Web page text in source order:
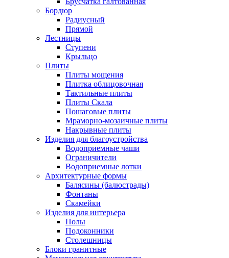
Бордюр
Радиусный
Прямой
Лестницы
Ступени
Крыльцо
Плиты
Плиты мощения
Плитка облицовочная
Тактильные плиты
Плиты Скала
Пошаговые плиты
Мраморно-мозаичные плиты
Накрывные плиты
Изделия для благоустройства
Водоприемные чаши
Ограничители
Водоприемные лотки
Архитектурные формы
Балясины (балюстрады)
Фонтаны
Скамейки
Изделия для интерьера
Полы
Подоконники
Столешницы
Блоки гранитные